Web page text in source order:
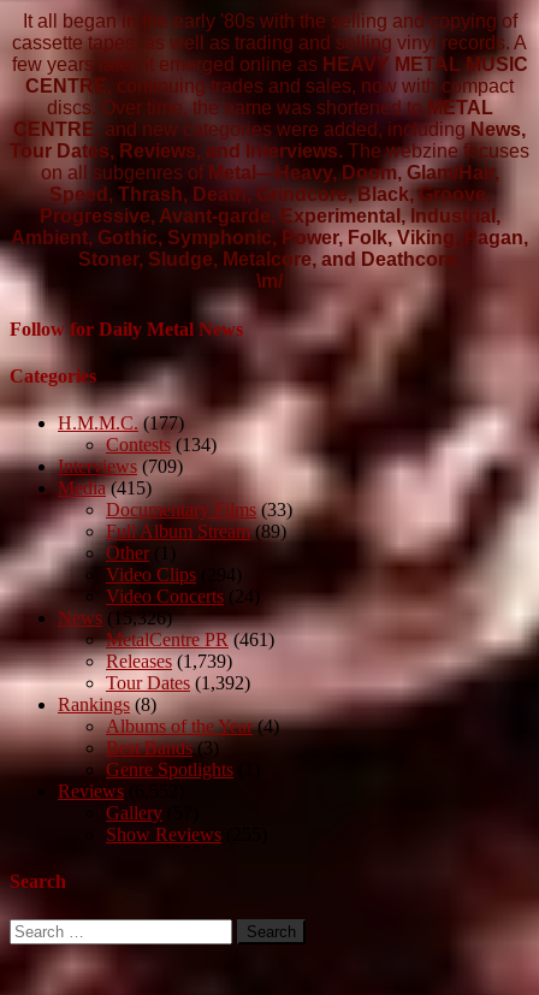
It all began in the early '80s with the selling and copying of
cassette tapes, as well as trading and selling vinyl records. A
few years later, it emerged online as HEAVY METAL MUSIC
CENTRE, continuing trades and sales, now with compact
discs. Over time, the name was shortened to METAL
CENTRE, and new categories were added, includingNews,
Tour Dates, Reviews, and Interviews. The webzine focuses
on all subgenres of Metal—Heavy, Doom, Glam/Hair,
Speed, Thrash, Death, Grindcore, Black, Groove,
Progressive, Avant-garde, Experimental, Industrial,
Ambient, Gothic, Symphonic, Power, Folk, Viking, Pagan,
Stoner, Sludge, Metalcore, and Deathcore.
\m/
Follow for Daily Metal News
Categories
H.M.M.C.(177)
Contests(134)
Interviews (709)
Media(415)
Documentary Films(33)
Full Album Stream(89)
Other(1)
Video Clips (294)
Video Concerts (24)
News (15,326)
MetalCentre PR(461)
Releases(1,739)
Tour Dates (1,392)
Rankings(8)
Albums of the Year(4)
Best Bands(3)
Genre Spotlights
Reviews
Gallery
Show Reviews
Search
Search
for: